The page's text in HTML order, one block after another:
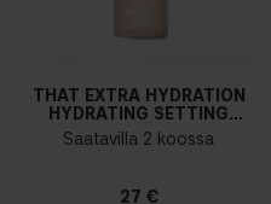
THAT EXTRA HYDRATION
HYDRATING SETTING
SPRAY
Saatavilla 2 koossa
27 €